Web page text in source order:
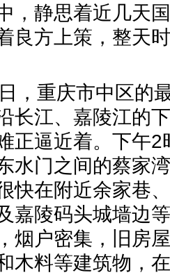
，静思着近几天
良方上策，整天
，重庆市中区的
长江、嘉陵江的
正逼近着。下午2
水门之间的蔡家
快在附近余家巷
嘉陵码头城墙边
烟户密集，旧房
木料等建筑物，